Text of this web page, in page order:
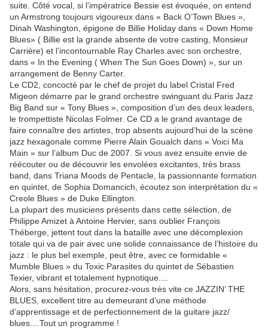
suite. Côté vocal, si l’impératrice Bessie est évoquée, on entend
un Armstrong toujours vigoureux dans « Back O’Town Blues »,
Dinah Washington, épigone de Billie Holiday dans « Down Home
Blues» ( Billie est la grande absente de votre casting, Monsieur
Carrière) et l’incontournable Ray Charles avec son orchestre,
dans « In the Evening ( When The Sun Goes Down) », sur un
arrangement de Benny Carter.
Le CD2, concocté par le chef de projet du label Cristal Fred
Migeon démarre par le grand orchestre swinguant du Paris Jazz
Big Band sur « Tony Blues », composition d’un des deux leaders,
le trompettiste Nicolas Folmer. Ce CD a le grand avantage de
faire connaître des artistes, trop absents aujourd’hui de la scène
jazz hexagonale comme Pierre Alain Goualch dans « Voici Ma
Main » sur l’album Duc de 2007. Si vous avez ensuite envie de
réécouter ou de découvrir les envolées excitantes, très brass
band, dans Triana Moods de Pentacle, la passionnante formation
en quintet, de Sophia Domancich, écoutez son interprétation du «
Creole Blues » de Duke Ellington.
La plupart des musiciens présents dans cette sélection, de
Philippe Amizet à Antoine Hervier, sans oublier François
Théberge, jettent tout dans la bataille avec une décomplexion
totale qui va de pair avec une solide connaissance de l’histoire du
jazz : le plus bel exemple, peut être, avec ce formidable «
Mumble Blues » du Toxic Parasites du quintet de Sébastien
Texier, vibrant et totalement hypnotique....
Alors, sans hésitation, procurez-vous très vite ce JAZZIN’ THE
BLUES, excellent titre au demeurant d’une méthode
d’apprentissage et de perfectionnement de la guitare jazz/
blues....Tout un programme !